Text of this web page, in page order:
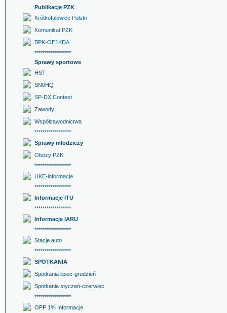
Publikacje PZK
Krótkofalowiec Polski
Komunikat PZK
BPK-OE1KDA
******************
Sprawy sportowe
HST
SN0HQ
SP-DX Contest
Zawody
Współzawodnictwa
******************
Sprawy młodzieży
Obozy PZK
******************
UKE-informacje
******************
Informacje ITU
******************
Informacje IARU
******************
Stacje auto
******************
SPOTKANIA
Spotkania lipiec-grudzień
Spotkania styczeń-czerwiec
******************
OPP 1% Informacje